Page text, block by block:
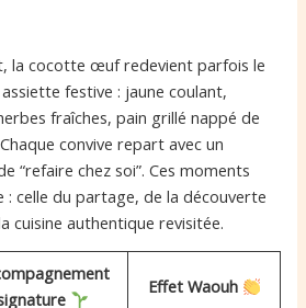
la cocotte œuf redevient parfois le
festive : jaune coulant,
fraîches, pain grillé nappé de
convive repart avec un
“refaire chez soi”. Ces moments
: celle du partage, de la découverte
cuisine authentique revisitée.
Effet Waouh